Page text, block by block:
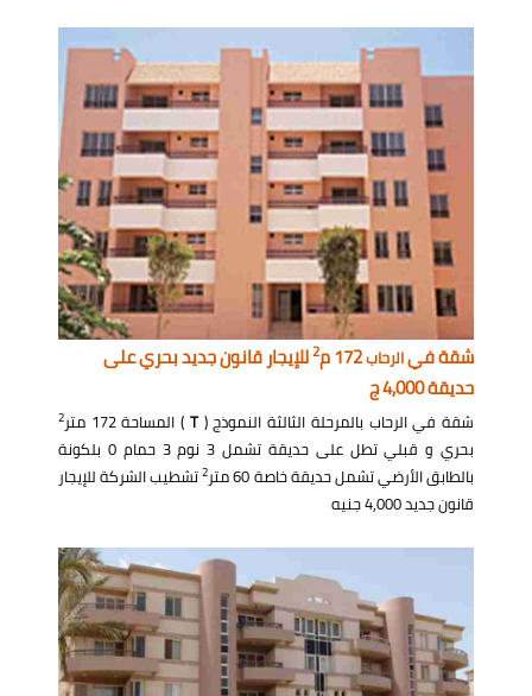
شقة فيالرحاب 2للإيجار قانون جديد بحري على
حديقة 4,000 ج
شقة في الرحاب بالمرحلة الثالثة النموذج (T ) المساحة 172 متر 2
بحري و قبلي تطل على حديقة تشمل 3 نوم 3 حمام 0 بلكونة
بالطابق الأرضي تشمل حديقة خاصة 60 متر
2تشطيب الشركة للإيجار
قانون جديد 4,000 جنيه